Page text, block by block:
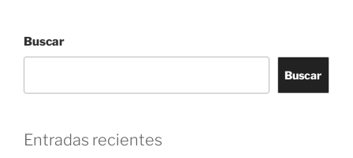
Buscar
Buscar
Entradas recientes